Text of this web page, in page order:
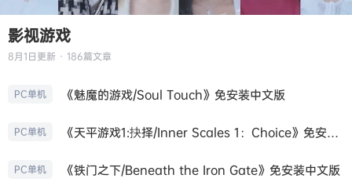
影视游戏
8月1日更新 · 186篇文章
PC单机 《魅魔的游戏/Soul Touch》免安装中文版
PC单机 《天平游戏1:抉择/Inner Scales 1：Choice》免安装中文版
PC单机 《铁门之下/Beneath the Iron Gate》免安装中文版